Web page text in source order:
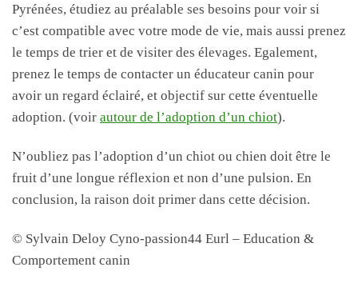
Pyrénées, étudiez au préalable ses besoins pour voir si
c’est compatible avec votre mode de vie, mais aussi prenez
le temps de trier et de visiter des élevages. Egalement,
prenez le temps de contacter un éducateur canin pour
avoir un regard éclairé, et objectif sur cette éventuelle
adoption. (voir autour de l’adoption d’un chiot).
N’oubliez pas l’adoption d’un chiot ou chien doit être le
fruit d’une longue réflexion et non d’une pulsion. En
conclusion, la raison doit primer dans cette décision.
© Sylvain Deloy Cyno-passion44 Eurl – Education &
Comportement canin